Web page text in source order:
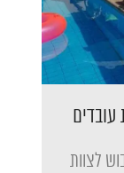
עובדים
לצוות